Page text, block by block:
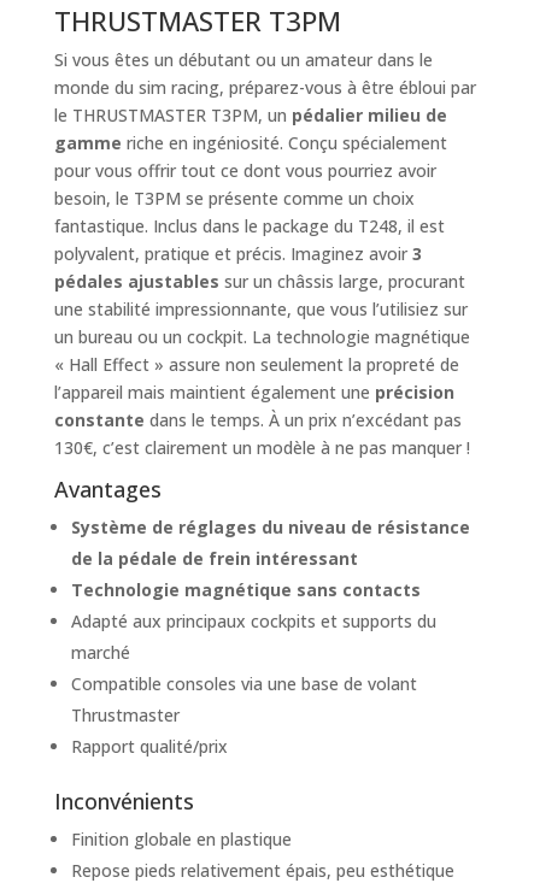
THRUSTMASTER T3PM
Si vous êtes un débutant ou un amateur dans le
monde du sim racing, préparez-vous à être ébloui par
le THRUSTMASTER T3PM, un pédalier milieu de
gamme riche en ingéniosité. Conçu spécialement
pour vous offrir tout ce dont vous pourriez avoir
besoin, le T3PM se présente comme un choix
fantastique. Inclus dans le package du T248, il est
polyvalent, pratique et précis. Imaginez avoir 3
pédales ajustables sur un châssis large, procurant
une stabilité impressionnante, que vous l’utilisiez sur
un bureau ou un cockpit. La technologie magnétique
« Hall Effect » assure non seulement la propreté de
l’appareil mais maintient également une précision
constante dans le temps. À un prix n’excédant pas
130€, c’est clairement un modèle à ne pas manquer !
Avantages
Système de réglages du niveau de résistance
de la pédale de frein intéressant
Technologie magnétique sans contacts
Adapté aux principaux cockpits et supports du
marché
Compatible consoles via une base de volant
Thrustmaster
Rapport qualité/prix
Inconvénients
Finition globale en plastique
Repose pieds relativement épais, peu esthétique